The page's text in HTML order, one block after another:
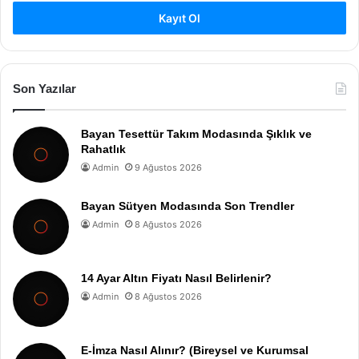
Kayıt Ol
Son Yazılar
Bayan Tesettür Takım Modasında Şıklık ve
Rahatlık
Admin 9 Ağustos 2026
Bayan Sütyen Modasında Son Trendler
Admin 8 Ağustos 2026
14 Ayar Altın Fiyatı Nasıl Belirlenir?
Admin 8 Ağustos 2026
E-İmza Nasıl Alınır? (Bireysel ve Kurumsal